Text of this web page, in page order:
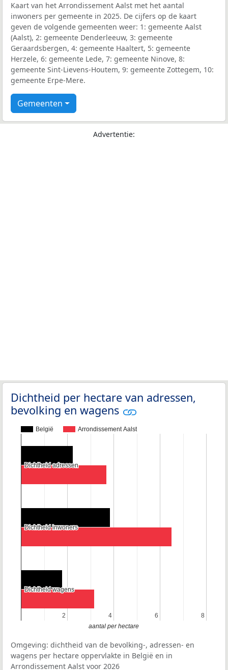
Kaart van het Arrondissement Aalst met het aantal
inwoners per gemeente in 2025. De cijfers op de kaart
geven de volgende gemeenten weer: 1: gemeente Aalst
(Aalst), 2: gemeente Denderleeuw, 3: gemeente
Geraardsbergen, 4: gemeente Haaltert, 5: gemeente
Herzele, 6: gemeente Lede, 7: gemeente Ninove, 8:
gemeente Sint-Lievens-Houtem, 9: gemeente Zottegem, 10:
gemeente Erpe-Mere.
Gemeenten
Advertentie:
Dichtheid per hectare van adressen,
bevolking en wagens
België Arrondissement Aalst
2
2 4
4 6
6 8
8
Dichtheid adressen
Dichtheid adressen
Dichtheid inwoners
Dichtheid inwoners
Dichtheid wagens
Dichtheid wagens
aantal per hectare
Omgeving: dichtheid van de bevolking-, adressen- en
wagens per hectare oppervlakte in België en in
Arrondissement Aalst voor 2026